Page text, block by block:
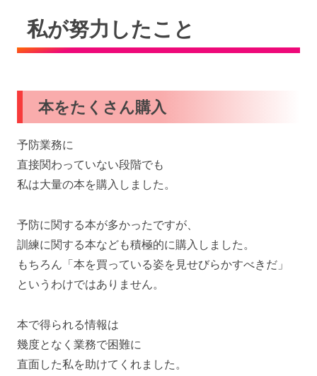
私が努力したこと
本をたくさん購入
予防業務に
直接関わっていない段階でも
私は大量の本を購入しました。
予防に関する本が多かったですが、
訓練に関する本なども積極的に購入しました。
もちろん「本を買っている姿を見せびらかすべきだ」
というわけではありません。
本で得られる情報は
幾度となく業務で困難に
直面した私を助けてくれました。